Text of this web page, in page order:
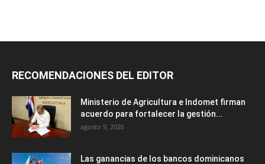
RECOMENDACIONES DEL EDITOR
Ministerio de Agricultura e Indomet firman
acuerdo para fortalecer la gestión...
agosto 9, 2026
Las ganancias de los bancos dominicanos